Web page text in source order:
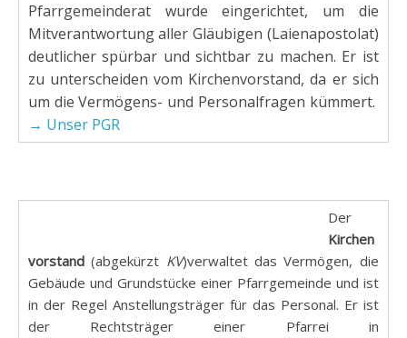
Pfarrgemeinderat wurde eingerichtet, um die
Mitverantwortung aller Gläubigen (Laienapostolat)
deutlicher spürbar und sichtbar zu machen. Er ist
zu unterscheiden vom Kirchenvorstand, da er sich
um die Vermögens- und Personalfragen kümmert.
→ Unser PGR
Der
Kirchen
vorstand(abgekürzt KV)verwaltet das Vermögen, die
Gebäude und Grundstücke einer Pfarrgemeinde und ist
in der Regel Anstellungsträger für das Personal. Er ist
der Rechtsträger einer Pfarrei in